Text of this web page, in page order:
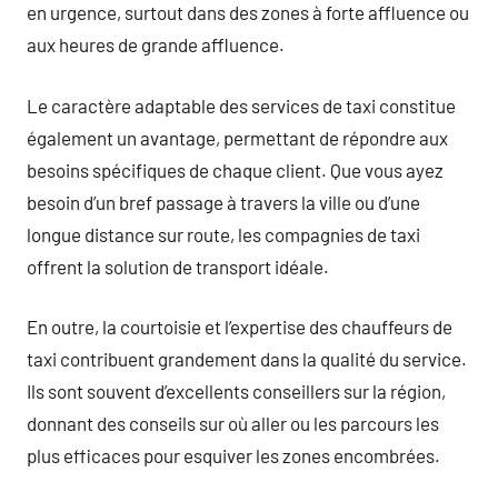
en urgence, surtout dans des zones à forte affluence ou
aux heures de grande affluence.
Le caractère adaptable des services de taxi constitue
également un avantage, permettant de répondre aux
besoins spécifiques de chaque client. Que vous ayez
besoin d’un bref passage à travers la ville ou d’une
longue distance sur route, les compagnies de taxi
offrent la solution de transport idéale.
En outre, la courtoisie et l’expertise des chauffeurs de
taxi contribuent grandement dans la qualité du service.
Ils sont souvent d’excellents conseillers sur la région,
donnant des conseils sur où aller ou les parcours les
plus efficaces pour esquiver les zones encombrées.